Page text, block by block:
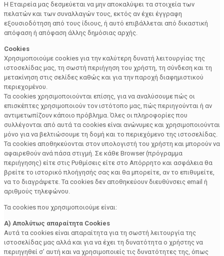
Η Εταιρεία μας δεσμεύεται να μην αποκαλύψει τα στοιχεία των
πελατών και των συναλλαγών τους, εκτός αν έχει έγγραφη
εξουσιοδότηση από τους ίδιους, ή αυτό επιβάλλεται από δικαστική
απόφαση ή απόφαση άλλης δημόσιας αρχής.
Cookies
Χρησιμοποιούμε cookies για την καλύτερη δυνατή λειτουργίας της
ιστοσελίδας μας, τη σωστή περιήγηση του χρήστη, τη σύνδεση και τη
μετακίνηση στις σελίδες καθώς και για την παροχή διαφημιστικού
περιεχομένου.
Τα cookies χρησιμοποιούνται επίσης, για να αναλύσουμε πώς οι
επισκέπτες χρησιμοποιούν τον ιστότοπο μας, πώς περιηγούνται ή αν
αντιμετωπίζουν κάποιο πρόβλημα. Όλες οι πληροφορίες που
συλλέγονται από αυτά τα cookies είναι ανώνυμες και χρησιμοποιούνται
μόνο για να βελτιώσουμε τη δομή και το περιεχόμενο της ιστοσελίδας.
Τα cookies αποθηκεύονται στον υπολογιστή του χρήστη και μπορούν να
αφαιρεθούν ανά πάσα στιγμή. Σε κάθε Browser (πρόγραμμα
περιήγησης) είτε στις Ρυθμίσεις είτε στο Απόρρητο και ασφάλεια θα
βρείτε το ιστορικό πλοήγησής σας και θα μπορείτε, αν το επιθυμείτε,
να το διαγράψετε. Τα cookies δεν αποθηκεύουν διευθύνσεις email ή
αριθμούς τηλεφώνου.
Τα cookies που χρησιμοποιούμε είναι:
Α) Απολύτως απαραίτητα Cookies
Αυτά τα cookies είναι απαραίτητα για τη σωστή λειτουργία της
ιστοσελίδας μας αλλά και για να έχει τη δυνατότητα ο χρήστης να
περιηγηθεί σ’ αυτή και να χρησιμοποιείς τις δυνατότητες της, όπως